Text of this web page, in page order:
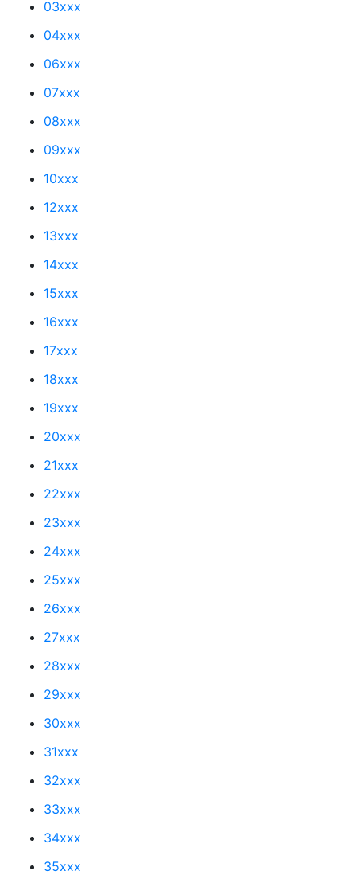
03xxx
04xxx
06xxx
07xxx
08xxx
09xxx
10xxx
12xxx
13xxx
14xxx
15xxx
16xxx
17xxx
18xxx
19xxx
20xxx
21xxx
22xxx
23xxx
24xxx
25xxx
26xxx
27xxx
28xxx
29xxx
30xxx
31xxx
32xxx
33xxx
34xxx
35xxx